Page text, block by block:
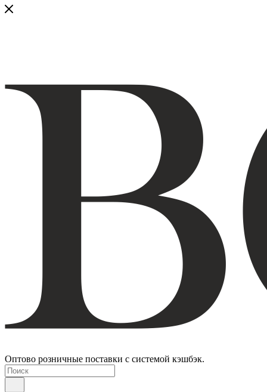
Оптово розничные поставки с системой кэшбэк.